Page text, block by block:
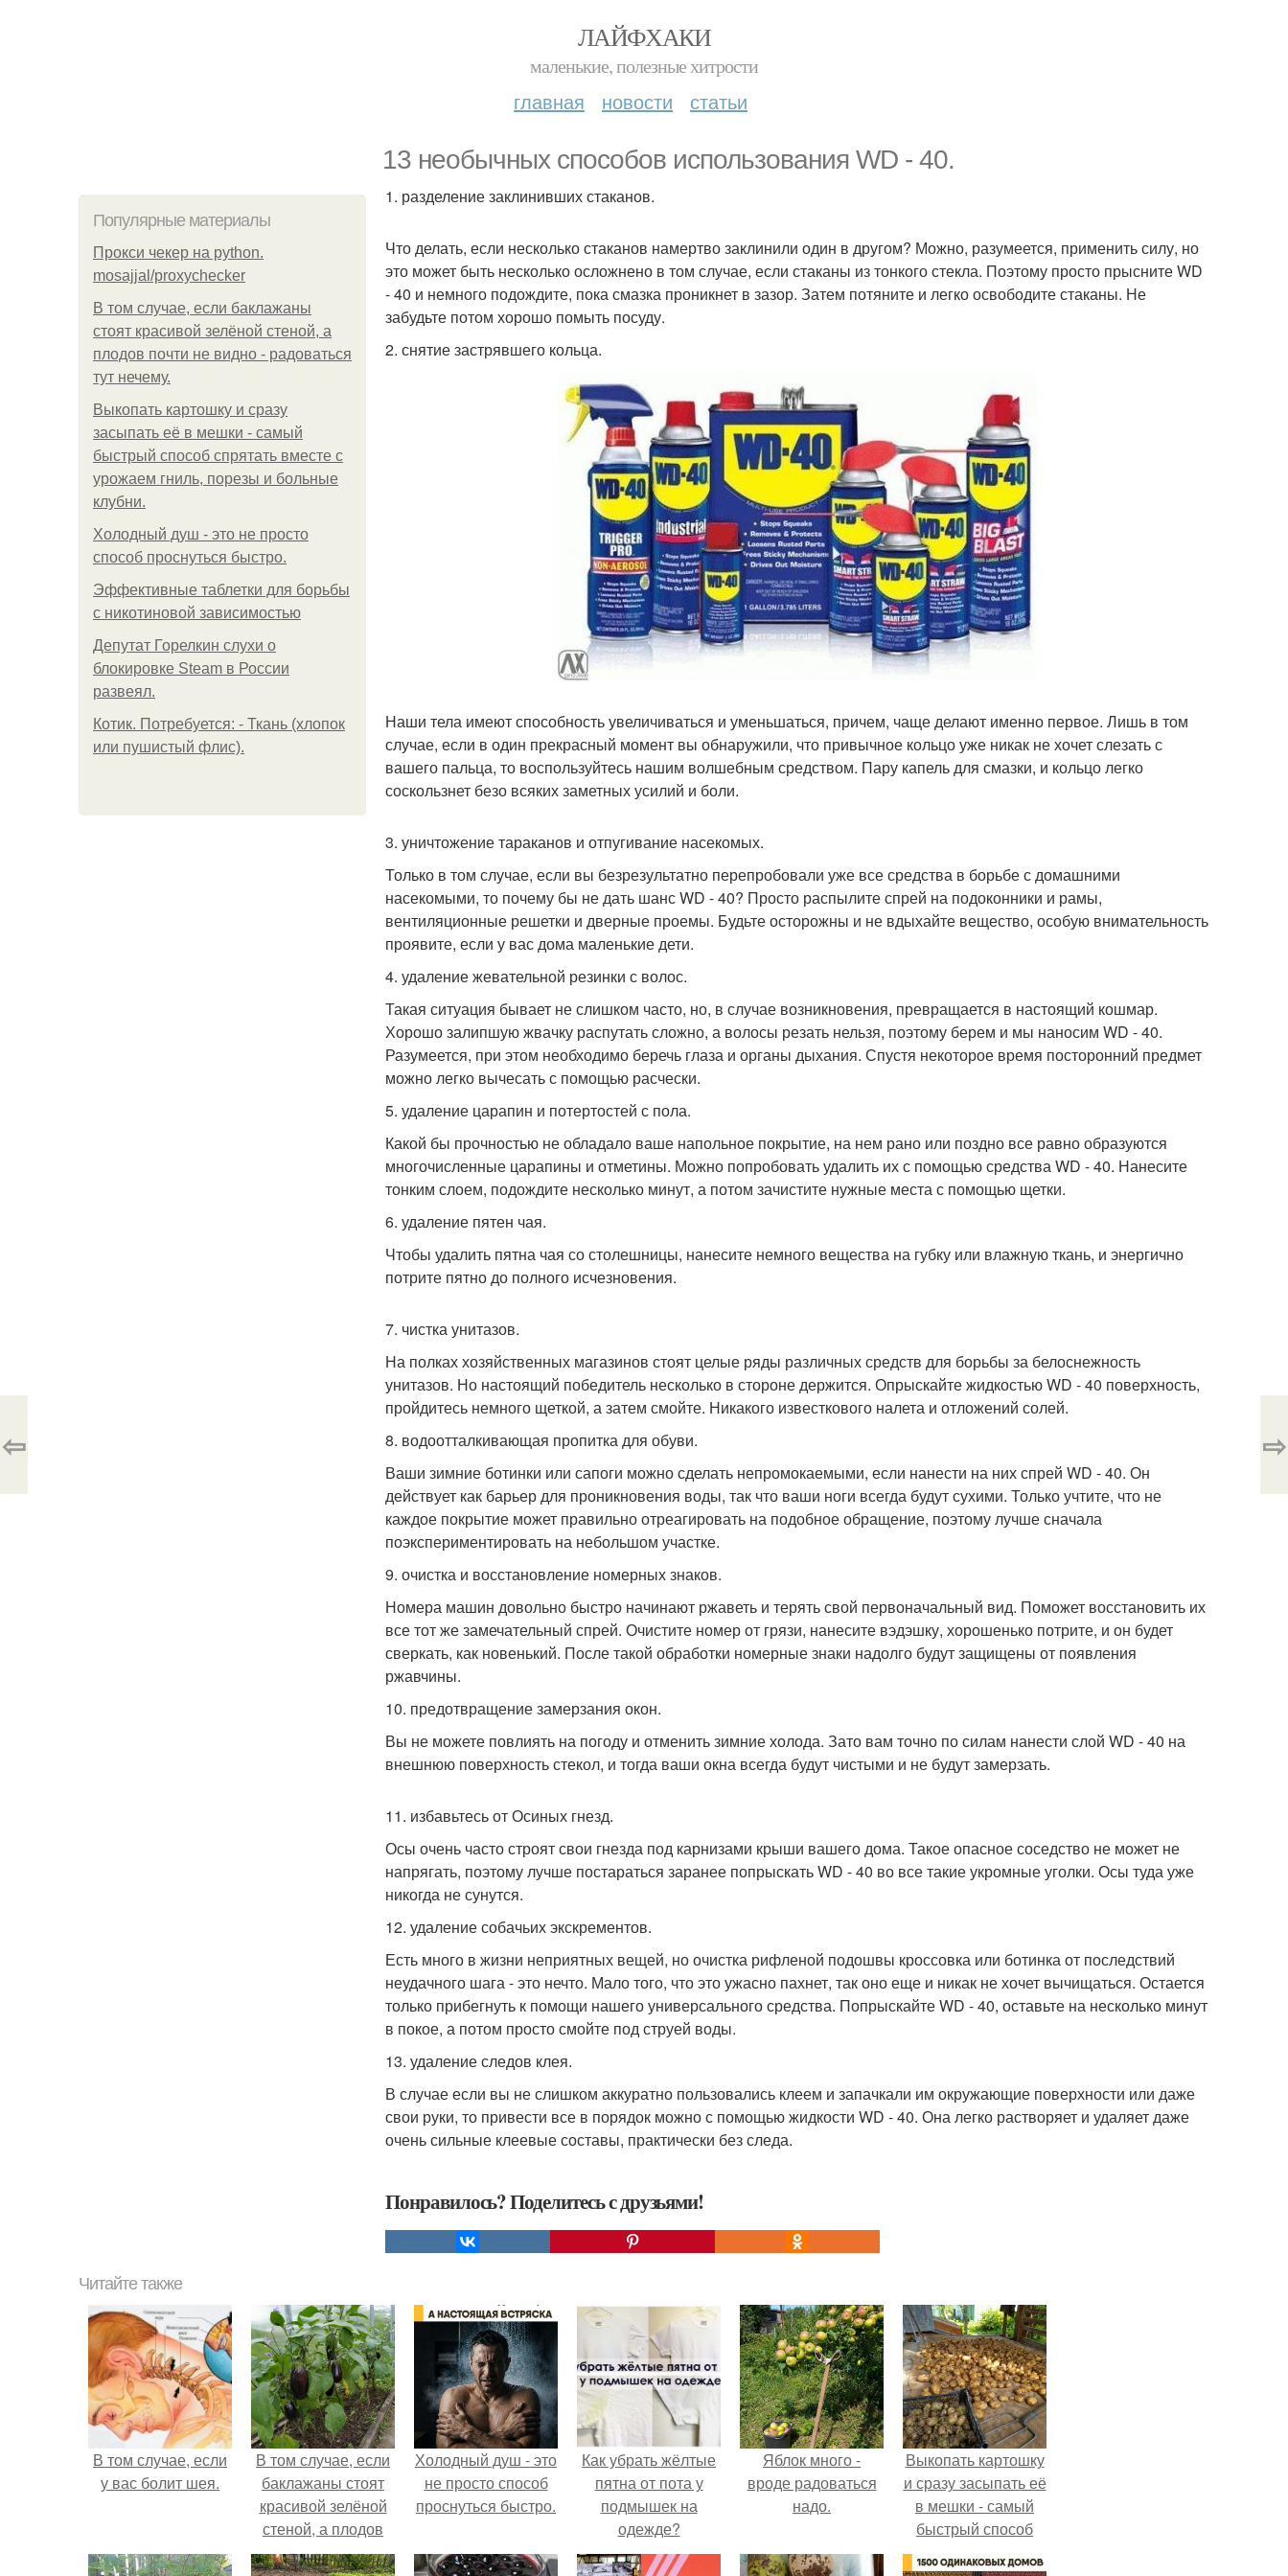
ЛАЙФХАКИ
маленькие, полезные хитрости
главная новости статьи
13 необычных способов использования WD - 40.
Популярные материалы
Прокси чекер на python.
mosajjal/proxychecker
В том случае, если баклажаны
стоят красивой зелёной стеной, а
плодов почти не видно - радоваться
тут нечему.
Выкопать картошку и сразу
засыпать её в мешки - самый
быстрый способ спрятать вместе с
урожаем гниль, порезы и больные
клубни.
Холодный душ - это не просто
способ проснуться быстро.
Эффективные таблетки для борьбы
с никотиновой зависимостью
Депутат Горелкин слухи о
блокировке Steam в России
развеял.
Котик. Потребуется: - Ткань (хлопок
или пушистый флис).
1. разделение заклинивших стаканов.
Что делать, если несколько стаканов намертво заклинили один в другом? Можно, разумеется, применить силу, но
это может быть несколько осложнено в том случае, если стаканы из тонкого стекла. Поэтому просто прысните WD
- 40 и немного подождите, пока смазка проникнет в зазор. Затем потяните и легко освободите стаканы. Не
забудьте потом хорошо помыть посуду.
2. снятие застрявшего кольца.
Наши тела имеют способность увеличиваться и уменьшаться, причем, чаще делают именно первое. Лишь в том
случае, если в один прекрасный момент вы обнаружили, что привычное кольцо уже никак не хочет слезать с
вашего пальца, то воспользуйтесь нашим волшебным средством. Пару капель для смазки, и кольцо легко
соскользнет безо всяких заметных усилий и боли.
3. уничтожение тараканов и отпугивание насекомых.
Только в том случае, если вы безрезультатно перепробовали уже все средства в борьбе с домашними
насекомыми, то почему бы не дать шанс WD - 40? Просто распылите спрей на подоконники и рамы,
вентиляционные решетки и дверные проемы. Будьте осторожны и не вдыхайте вещество, особую внимательность
проявите, если у вас дома маленькие дети.
4. удаление жевательной резинки с волос.
Такая ситуация бывает не слишком часто, но, в случае возникновения, превращается в настоящий кошмар.
Хорошо залипшую жвачку распутать сложно, а волосы резать нельзя, поэтому берем и мы наносим WD - 40.
Разумеется, при этом необходимо беречь глаза и органы дыхания. Спустя некоторое время посторонний предмет
можно легко вычесать с помощью расчески.
5. удаление царапин и потертостей с пола.
Какой бы прочностью не обладало ваше напольное покрытие, на нем рано или поздно все равно образуются
многочисленные царапины и отметины. Можно попробовать удалить их с помощью средства WD - 40. Нанесите
тонким слоем, подождите несколько минут, а потом зачистите нужные места с помощью щетки.
6. удаление пятен чая.
Чтобы удалить пятна чая со столешницы, нанесите немного вещества на губку или влажную ткань, и энергично
потрите пятно до полного исчезновения.
7. чистка унитазов.
На полках хозяйственных магазинов стоят целые ряды различных средств для борьбы за белоснежность
унитазов. Но настоящий победитель несколько в стороне держится. Опрыскайте жидкостью WD - 40 поверхность,
пройдитесь немного щеткой, а затем смойте. Никакого известкового налета и отложений солей.
8. водоотталкивающая пропитка для обуви.
Ваши зимние ботинки или сапоги можно сделать непромокаемыми, если нанести на них спрей WD - 40. Он
действует как барьер для проникновения воды, так что ваши ноги всегда будут сухими. Только учтите, что не
каждое покрытие может правильно отреагировать на подобное обращение, поэтому лучше сначала
поэкспериментировать на небольшом участке.
9. очистка и восстановление номерных знаков.
Номера машин довольно быстро начинают ржаветь и терять свой первоначальный вид. Поможет восстановить их
все тот же замечательный спрей. Очистите номер от грязи, нанесите вэдэшку, хорошенько потрите, и он будет
сверкать, как новенький. После такой обработки номерные знаки надолго будут защищены от появления
ржавчины.
10. предотвращение замерзания окон.
Вы не можете повлиять на погоду и отменить зимние холода. Зато вам точно по силам нанести слой WD - 40 на
внешнюю поверхность стекол, и тогда ваши окна всегда будут чистыми и не будут замерзать.
11. избавьтесь от Осиных гнезд.
Осы очень часто строят свои гнезда под карнизами крыши вашего дома. Такое опасное соседство не может не
напрягать, поэтому лучше постараться заранее попрыскать WD - 40 во все такие укромные уголки. Осы туда уже
никогда не сунутся.
12. удаление собачьих экскрементов.
Есть много в жизни неприятных вещей, но очистка рифленой подошвы кроссовка или ботинка от последствий
неудачного шага - это нечто. Мало того, что это ужасно пахнет, так оно еще и никак не хочет вычищаться. Остается
только прибегнуть к помощи нашего универсального средства. Попрыскайте WD - 40, оставьте на несколько минут
в покое, а потом просто смойте под струей воды.
13. удаление следов клея.
В случае если вы не слишком аккуратно пользовались клеем и запачкали им окружающие поверхности или даже
свои руки, то привести все в порядок можно с помощью жидкости WD - 40. Она легко растворяет и удаляет даже
очень сильные клеевые составы, практически без следа.
Понравилось? Поделитесь с друзьями!
⇦ ⇨
Читайте также
В том случае, если
у вас болит шея.
В том случае, если
баклажаны стоят
красивой зелёной
стеной, а плодов
почти не видно -
Холодный душ - это
не просто способ
проснуться быстро.
Как убрать жёлтые
пятна от пота у
подмышек на
одежде?
Яблок много -
вроде радоваться
надо.
Выкопать картошку
и сразу засыпать её
в мешки - самый
быстрый способ
спрятать вместе с